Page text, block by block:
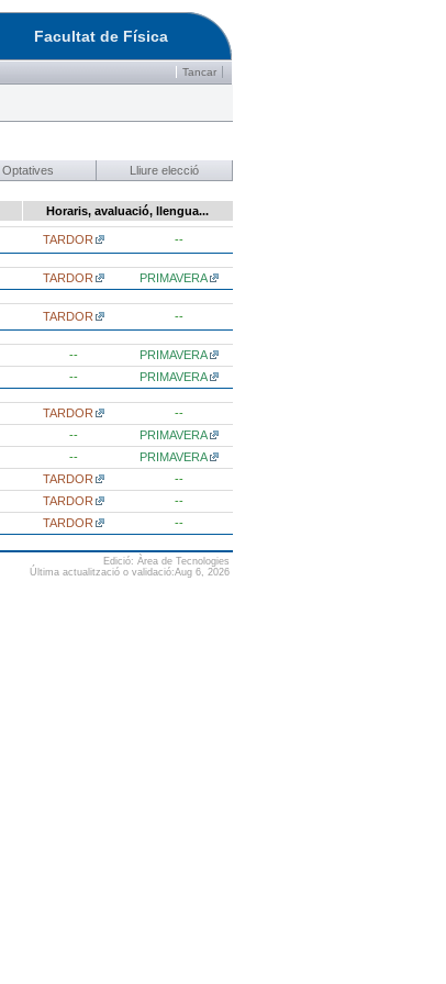
Facultat de Física
Tancar
Optatives Lliure elecció
Horaris, avaluació, llengua...
TARDOR --
TARDOR PRIMAVERA
TARDOR --
--
PRIMAVERA
-- PRIMAVERA
TARDOR
--
--
PRIMAVERA
--
PRIMAVERA
TARDOR
--
TARDOR
--
TARDOR --
Edició: Àrea de Tecnologies
Última actualització o validació:Aug 6, 2026